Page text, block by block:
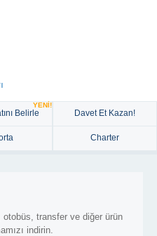
Belirle
YENİ!
Davet Et Kazan!
Charter
transfer ve diğer ürün
indirin.